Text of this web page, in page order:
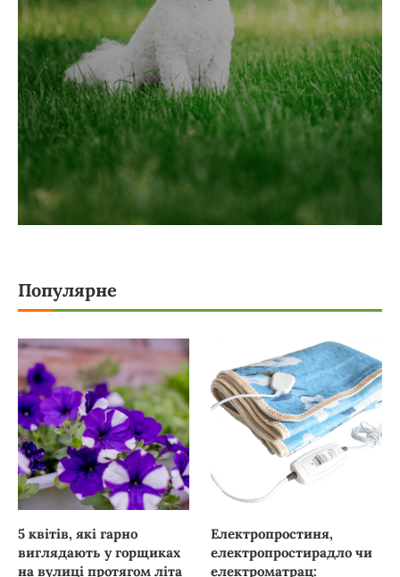
Популярне
5 квітів, які гарно
виглядають у горщиках
на вулиці протягом літа
Електропростиня,
електропростирадло чи
електроматрац: